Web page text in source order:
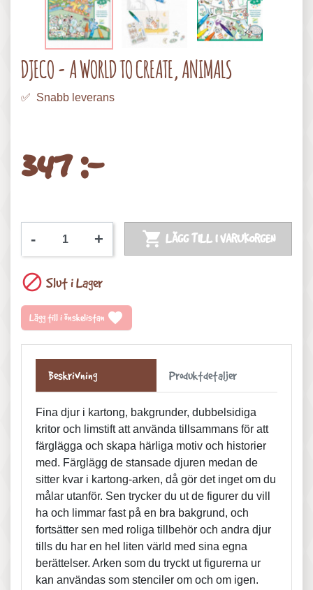
DJECO - A WORLD TO CREATE, ANIMALS
✅ Snabb leverans
347 :-
- +  LÄGG TILL I VARUKORGEN
 Slut i Lager
Lägg till i önskelistan favorite
Beskrivning Produktdetaljer
Fina djur i kartong, bakgrunder, dubbelsidiga
kritor och limstift att använda tillsammans för att
färglägga och skapa härliga motiv och historier
med. Färglägg de stansade djuren medan de
sitter kvar i kartong-arken, då gör det inget om du
målar utanför. Sen trycker du ut de figurer du vill
ha och limmar fast på en bra bakgrund, och
fortsätter sen med roliga tillbehör och andra djur
tills du har en hel liten värld med sina egna
berättelser. Arken som du tryckt ut figurerna ur
kan användas som stenciler om och om igen.